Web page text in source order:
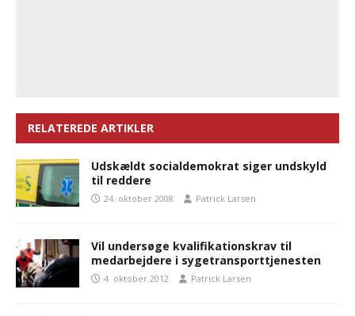
RELATEREDE ARTIKLER
Udskældt socialdemokrat siger undskyld
til reddere
24. oktober 2008 Patrick Larsen
Vil undersøge kvalifikationskrav til
medarbejdere i sygetransporttjenesten
4. oktober 2012 Patrick Larsen